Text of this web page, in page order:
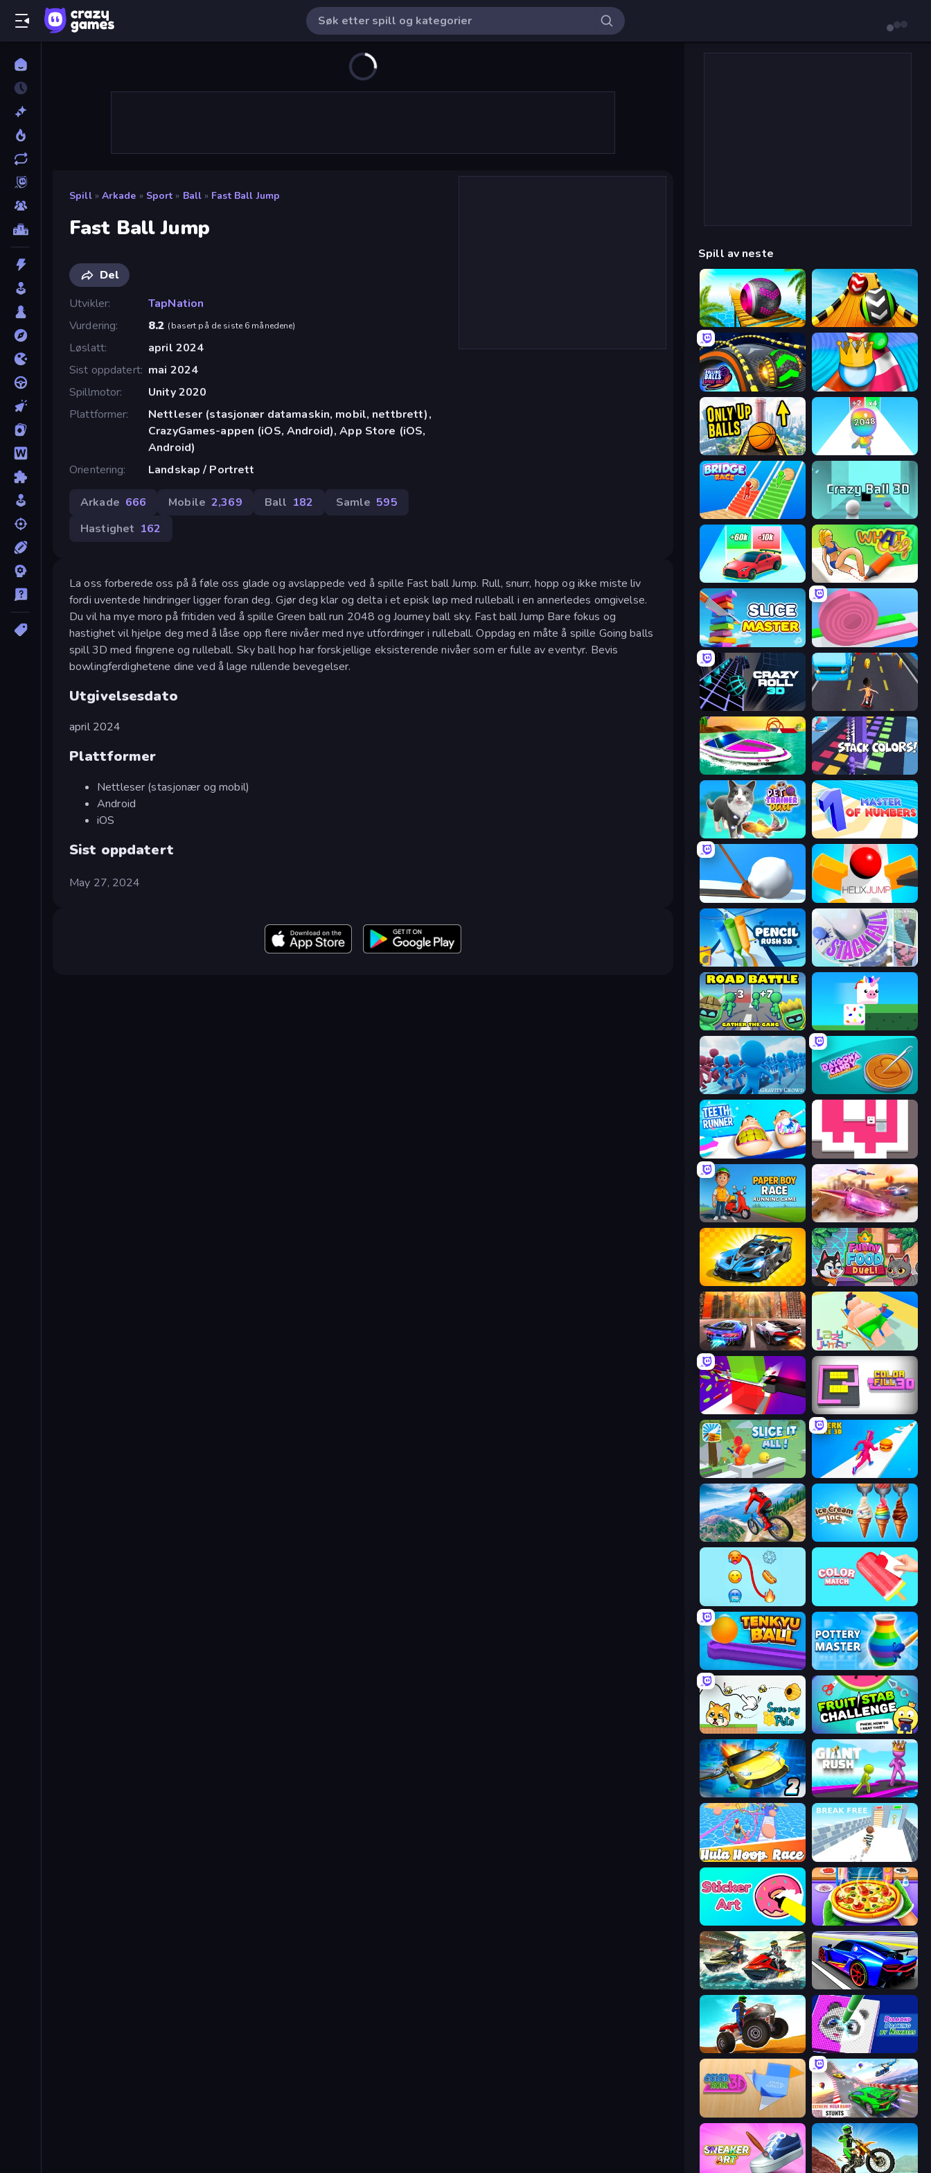
Spill » Arkade » Sport » Ball » Fast Ball Jump
Fast Ball Jump
Del
Utvikler
TapNation
Vurdering
8.2 (basert på de siste 6 månedene)
Løslatt
april 2024
Sist oppdatert mai 2024
Spillmotor
Unity 2020
Plattformer
Nettleser (stasjonær datamaskin, mobil, nettbrett),
CrazyGames-appen (iOS, Android), App Store (iOS,
Android)
Orientering
Landskap / Portrett
Arkade 666 Mobile 2,369 Ball 182 Samle 595
Hastighet 162
La oss forberede oss på å føle oss glade og avslappede ved å spille Fast ball Jump. Rull, snurr, hopp og ikke miste liv
fordi uventede hindringer ligger foran deg. Gjør deg klar og delta i et episk løp med rulleball i en annerledes omgivelse.
Du vil ha mye moro på fritiden ved å spille Green ball run 2048 og Journey ball sky. Fast ball Jump Bare fokus og
hastighet vil hjelpe deg med å låse opp flere nivåer med nye utfordringer i rulleball. Oppdag en måte å spille Going balls
spill 3D med fingrene og rulleball. Sky ball hop har forskjellige eksisterende nivåer som er fulle av eventyr. Bevis
bowlingferdighetene dine ved å lage rullende bevegelser.
Utgivelsesdato
april 2024
Plattformer
Nettleser (stasjonær og mobil)
Android
iOS
Sist oppdatert
May 27, 2024
Spill av neste
Rolling Balls Sea Race Sky Balls 3D
Rolling Balls Space Race Aquapark Balls Party
Only Up Balls Man Runner 2048
Bridge Race Crazy Ball 3D
What a Leg
Slice Master Layers Roll
Crazy Roll 3D
Jet Boat Racing Stack Colors
Pet Trainer Duel Master of Numbers
Shovel 3D Helix Jump
Pencil Rush Stack Fall
Road Battle: Gather the Gang Stacky Bird
Gravity Crowd Dalgona Candy Honeycomb Cookie
Teeth Runner Just Slide (Remastered)
Paper Boy Race: Running Game Ultimate Flying Car
GT Cars Mega Ramps Funny Food Duel
Night City Racing Lazy Jumper
Jelly Restaurant Color Fill 3D
Slice It All! Twerk Race 3D
Riders Downhill Racing Ice Cream Inc.
Emoji Puzzle!
Tenkyu Ball Pottery Master
Save My Pets Fruit Stab Challenge
Ultimate Flying Car 2 Giant Rush!
Hula Hoop Race Break Free
Pizza Maker
Jetski Race Cyber Cars Punk Racing
ATV Ultimate Offroad
Impossible Mega Ramp Car Stunt